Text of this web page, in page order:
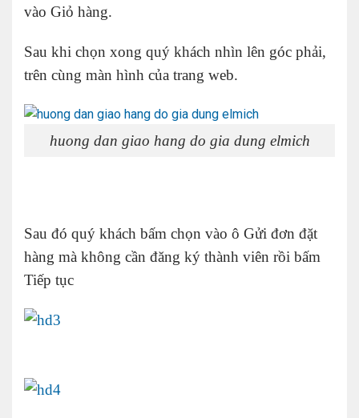
vào Giỏ hàng.
Sau khi chọn xong quý khách nhìn lên góc phải,
trên cùng màn hình của trang web.
huong dan giao hang do gia dung elmich
Sau đó quý khách bấm chọn vào ô Gửi đơn đặt
hàng mà không cần đăng ký thành viên rồi bấm
Tiếp tục